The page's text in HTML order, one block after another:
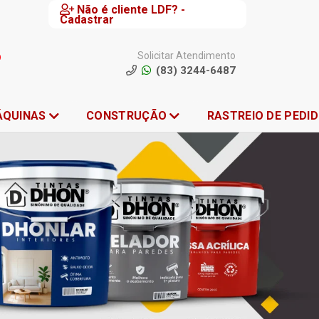
Não é cliente LDF? -
Cadastrar
Solicitar Atendimento
(83) 3244-6487
CONSTRUÇÃO RASTREIO DE